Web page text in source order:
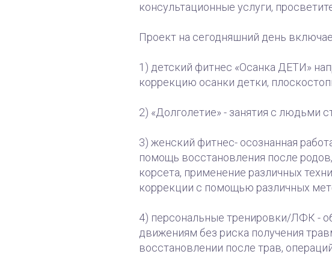
консультационные услуги,
Проект на сегодняшний день
1) детский фитнес «Осанка ДЕТИ»
коррекцию осанки детки,
2) «Долголетие» - занятия с людьми
3) женский фитнес- осознанная
помощь восстановления после
корсета, применение различных
коррекции с помощью различных
4) персональные тренировки/ЛФК -
движениям без риска получения
восстановлении после трав,